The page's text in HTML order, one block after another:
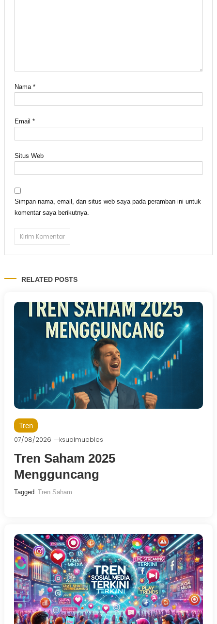
Nama *
Email *
Situs Web
Simpan nama, email, dan situs web saya pada peramban ini untuk
komentar saya berikutnya.
RELATED POSTS
Tren
07/08/2026 ksualmuebles
Tren Saham 2025
Mengguncang
Tagged Tren Saham